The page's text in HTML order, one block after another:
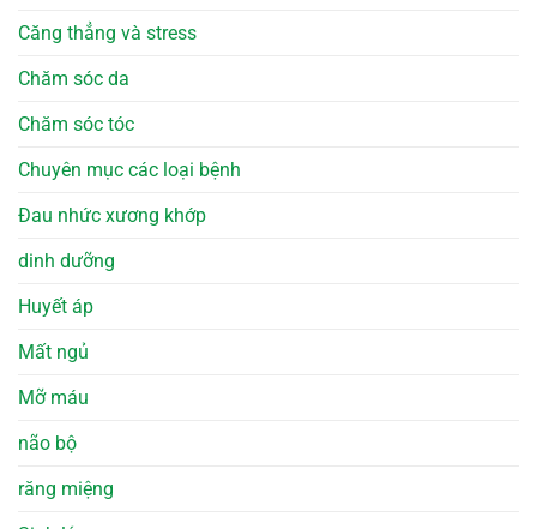
Căng thẳng và stress
Chăm sóc da
Chăm sóc tóc
Chuyên mục các loại bệnh
Đau nhức xương khớp
dinh dưỡng
Huyết áp
Mất ngủ
Mỡ máu
não bộ
răng miệng